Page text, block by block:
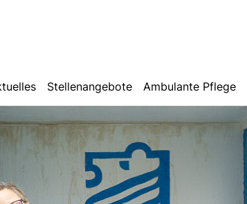
Stellenangebote Ambulante Pflege